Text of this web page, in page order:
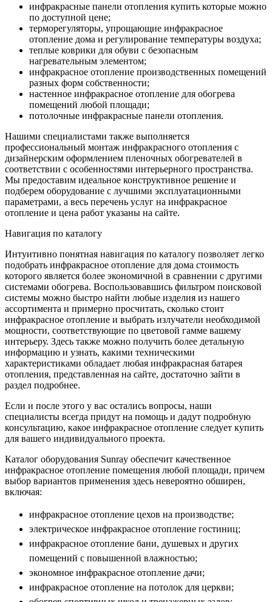
инфракрасные панели отопления купить которые можно
по доступной цене;
терморегуляторы, упрощающие инфракрасное
отопление дома и регулирование температуры воздуха;
теплые коврики для обуви с безопасным
нагревательным элементом;
инфракрасное отопление производственных помещений
разных форм собственности;
настенное инфракрасное отопление для обогрева
помещений любой площади;
потолочные инфракрасные панели отопления.
Нашими специалистами также выполняется
профессиональный монтаж инфракрасного отопления с
дизайнерским оформлением пленочных обогревателей в
соответствии с особенностями интерьерного пространства.
Мы предоставим идеальное конструктивное решение и
подберем оборудование с лучшими эксплуатационными
параметрами, а весь перечень услуг на инфракрасное
отопление и цена работ указаны на сайте.
Навигация по каталогу
Интуитивно понятная навигация по каталогу позволяет легко
подобрать инфракрасное отопление для дома стоимость
которого является более экономичной в сравнении с другими
системами обогрева. Воспользовавшись фильтром поисковой
системы можно быстро найти любые изделия из нашего
ассортимента и примерно просчитать, сколько стоит
инфракрасное отопление и выбрать излучатели необходимой
мощности, соответствующие по цветовой гамме вашему
интерьеру. Здесь также можно получить более детальную
информацию и узнать, какими техническими
характеристиками обладает любая инфракрасная батарея
отопления, представленная на сайте, достаточно зайти в
раздел подробнее.
Если и после этого у вас остались вопросы, наши
специалисты всегда придут на помощь и дадут подробную
консультацию, какое инфракрасное отопление следует купить
для вашего индивидуального проекта.
Каталог оборудования Sunray обеспечит качественное
инфракрасное отопление помещения любой площади, причем
выбор вариантов применения здесь невероятно обширен,
включая:
инфракрасное отопление цехов на производстве;
электрическое инфракрасное отопление гостиниц;
инфракрасное отопление бани, душевых и других
помещений с повышенной влажностью;
экономное инфракрасное отопление дачи;
инфракрасное отопление на потолок для церкви;